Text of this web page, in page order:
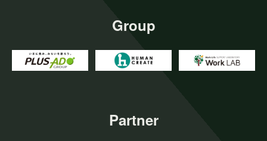
Group
Partner